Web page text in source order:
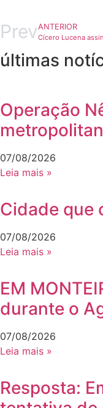
PrevANTERIOR
últimas
Operação
07/08/2026
Leia mais »
Cidade que
07/08/2026
Leia mais »
EM
durante o
07/08/2026
Leia mais »
Resposta: